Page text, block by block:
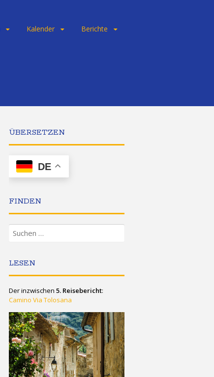
Kalender Berichte
ÜBERSETZEN
DE
FINDEN
Suchen
nach:
LESEN
Der inzwischen 5. Reisebericht:
Camino Via Tolosana